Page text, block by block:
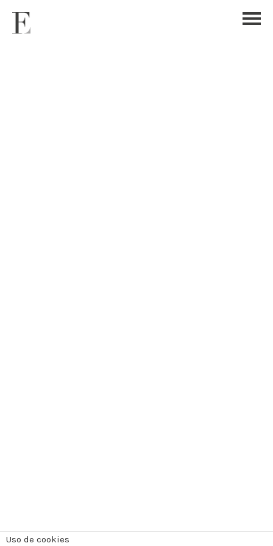
Uso de cookies